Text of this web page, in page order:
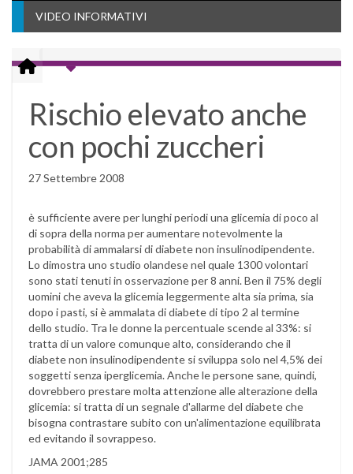
VIDEO INFORMATIVI
Rischio elevato anche
con pochi zuccheri
27 Settembre 2008
è sufficiente avere per lunghi periodi una glicemia di poco al
di sopra della norma per aumentare notevolmente la
probabilità di ammalarsi di diabete non insulinodipendente.
Lo dimostra uno studio olandese nel quale 1300 volontari
sono stati tenuti in osservazione per 8 anni. Ben il 75% degli
uomini che aveva la glicemia leggermente alta sia prima, sia
dopo i pasti, si è ammalata di diabete di tipo 2 al termine
dello studio. Tra le donne la percentuale scende al 33%: si
tratta di un valore comunque alto, considerando che il
diabete non insulinodipendente si sviluppa solo nel 4,5% dei
soggetti senza iperglicemia. Anche le persone sane, quindi,
dovrebbero prestare molta attenzione alle alterazione della
glicemia: si tratta di un segnale d'allarme del diabete che
bisogna contrastare subito con un'alimentazione equilibrata
ed evitando il sovrappeso.
JAMA 2001;285